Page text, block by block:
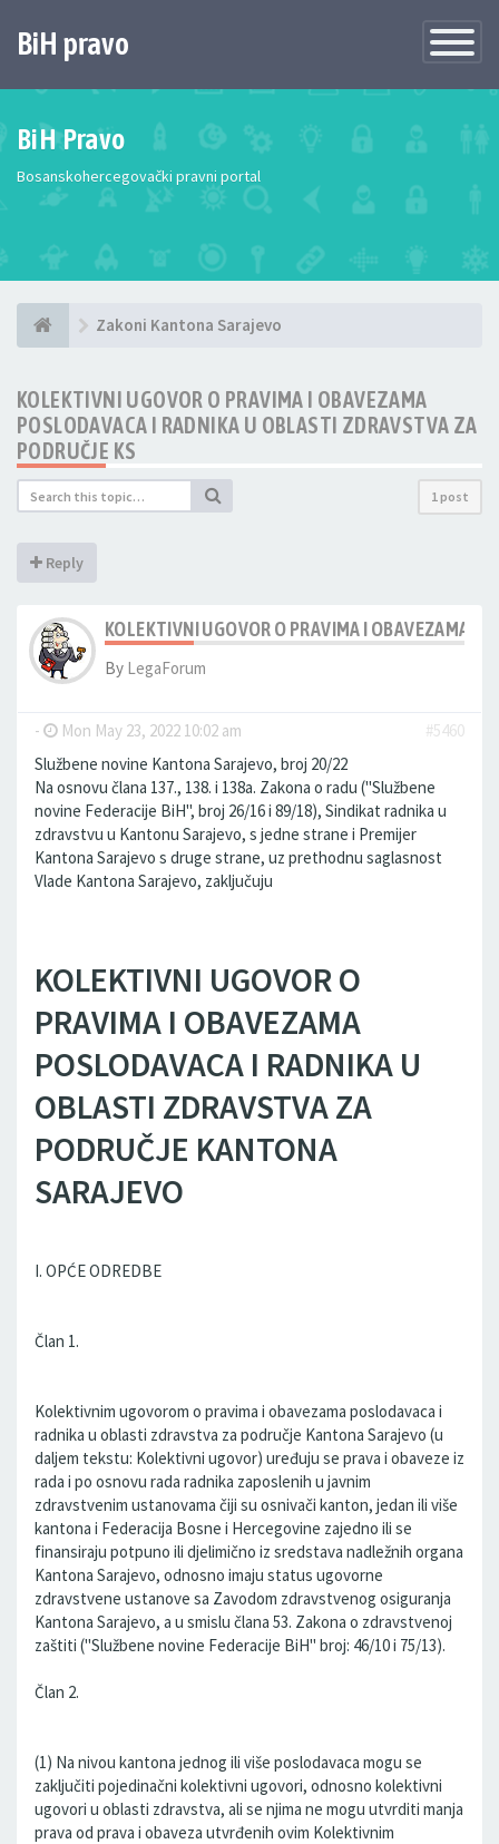
Toggle
BiH pravo
BiH Pravo
Bosanskohercegovački pravni portal
Zakoni Kantona Sarajevo
KOLEKTIVNI UGOVOR O PRAVIMA I OBAVEZAMA
POSLODAVACA I RADNIKA U OBLASTI ZDRAVSTVA ZA
PODRUČJE KS
1 post
Reply
KOLEKTIVNI UGOVOR O PRAVIMA I OBAVEZAMA
By LegaForum
- Mon May 23, 2022 10:02 am
#5460
Službene novine Kantona Sarajevo, broj 20/22
Na osnovu člana 137., 138. i 138a. Zakona o radu ("Službene
novine Federacije BiH", broj 26/16 i 89/18), Sindikat radnika u
zdravstvu u Kantonu Sarajevo, s jedne strane i Premijer
Kantona Sarajevo s druge strane, uz prethodnu saglasnost
Vlade Kantona Sarajevo, zaključuju
KOLEKTIVNI UGOVOR O
PRAVIMA I OBAVEZAMA
POSLODAVACA I RADNIKA U
OBLASTI ZDRAVSTVA ZA
PODRUČJE KANTONA
SARAJEVO
I. OPĆE ODREDBE
Član 1.
Kolektivnim ugovorom o pravima i obavezama poslodavaca i
radnika u oblasti zdravstva za područje Kantona Sarajevo (u
daljem tekstu: Kolektivni ugovor) uređuju se prava i obaveze iz
rada i po osnovu rada radnika zaposlenih u javnim
zdravstvenim ustanovama čiji su osnivači kanton, jedan ili više
kantona i Federacija Bosne i Hercegovine zajedno ili se
finansiraju potpuno ili djelimično iz sredstava nadležnih organa
Kantona Sarajevo, odnosno imaju status ugovorne
zdravstvene ustanove sa Zavodom zdravstvenog osiguranja
Kantona Sarajevo, a u smislu člana 53. Zakona o zdravstvenoj
zaštiti ("Službene novine Federacije BiH" broj: 46/10 i 75/13).
Član 2.
(1) Na nivou kantona jednog ili više poslodavaca mogu se
zaključiti pojedinačni kolektivni ugovori, odnosno kolektivni
ugovori u oblasti zdravstva, ali se njima ne mogu utvrditi manja
prava od prava i obaveza utvrđenih ovim Kolektivnim